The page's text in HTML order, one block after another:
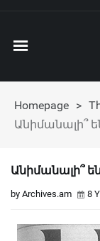
Homepage >
Անիմանալի՞
Անիմանալի՞
by Archives.am 8